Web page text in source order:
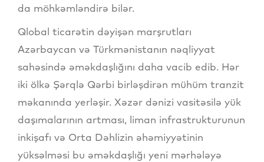
da möhkəmləndirə bilər.
Qlobal ticarətin dəyişən marşrutları
Azərbaycan və Türkmənistanın nəqliyyat
sahəsində əməkdaşlığını daha vacib edib. Hər
iki ölkə Şərqlə Qərbi birləşdirən mühüm tranzit
məkanında yerləşir. Xəzər dənizi vasitəsilə yük
daşımalarının artması, liman infrastrukturunun
inkişafı və Orta Dəhlizin əhəmiyyətinin
yüksəlməsi bu əməkdaşlığı yeni mərhələyə